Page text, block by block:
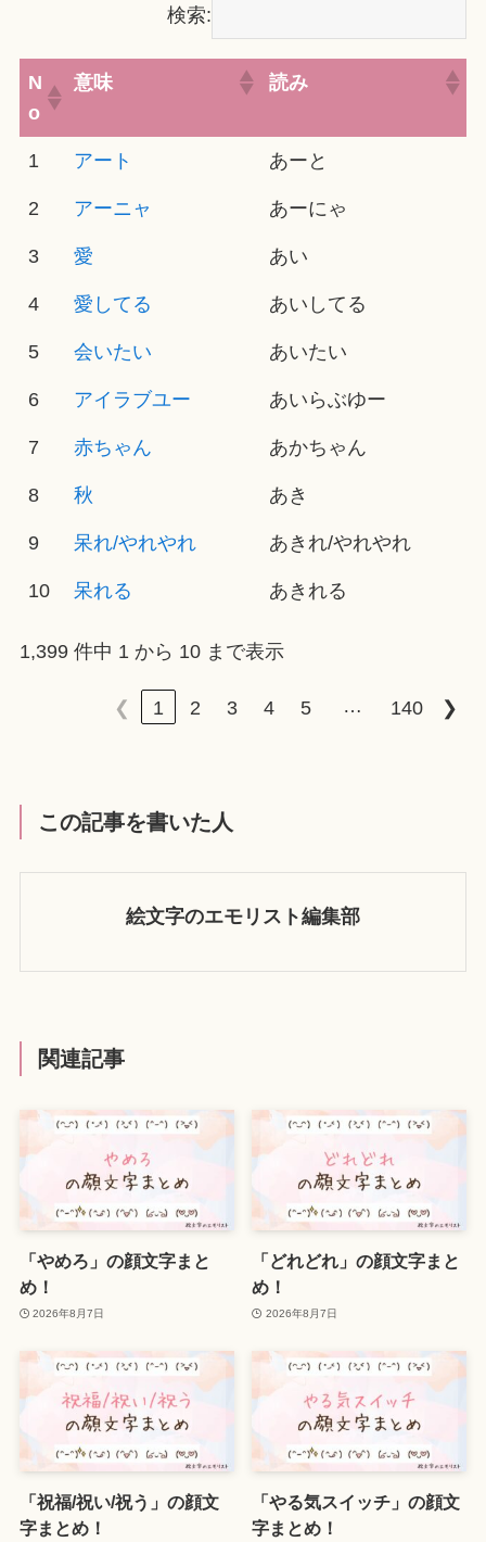
検索:
N
o
意味 読み
1 アート あーと
2 アーニャ あーにゃ
3 愛 あい
4 愛してる あいしてる
5 会いたい あいたい
6 アイラブユー あいらぶゆー
7 赤ちゃん あかちゃん
8 秋 あき
9 呆れ/やれやれ あきれ/やれやれ
10 呆れる あきれる
1,399 件中 1 から 10 まで表示
❮ 1 2 3 4 5 … 140 ❯
この記事を書いた人
絵文字のエモリスト編集部
関連記事
「やめろ」の顔文字まと
め！
2026年8月7日
「どれどれ」の顔文字まと
め！
2026年8月7日
「祝福/祝い/祝う」の顔文
字まとめ！
「やる気スイッチ」の顔文
字まとめ！